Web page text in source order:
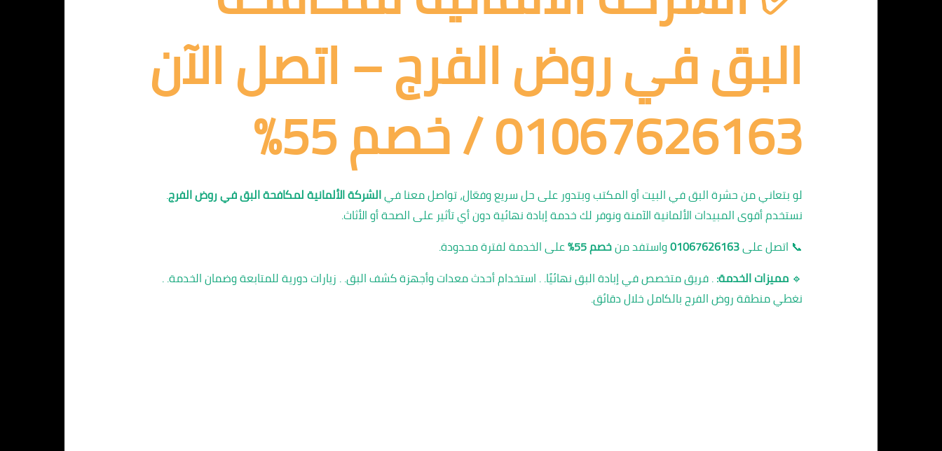
البق في روض الفرج – اتصل الآن
01067626163 / خصم 55%
لو بتعاني من حشرة البق في البيت أو المكتب وبتدور على حل سريع وفعّال، تواصل معنا فيالشركة الألمانية لمكافحة البق في روض الفرج.
نستخدم أقوى المبيدات الألمانية الآمنة ونوفر لك خدمة إبادة نهائية دون أي تأثير على الصحة أو الأثاث.
📞 اتصل على01067626163واستفد منخصم 55%
على الخدمة لفترة محدودة.
🔹 مميزات الخدمة:. فريق متخصص في إبادة البق نهائيًا. . استخدام أحدث معدات وأجهزة كشف البق. . زيارات دورية للمتابعة وضمان الخدمة. .
نغطي منطقة روض الفرج بالكامل خلال دقائق.